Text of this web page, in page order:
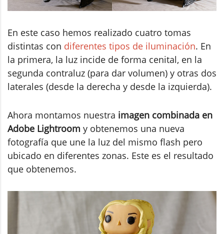
En este caso hemos realizado cuatro tomas
distintas con diferentes tipos de iluminación. En
la primera, la luz incide de forma cenital, en la
segunda contraluz (para dar volumen) y otras dos
laterales (desde la derecha y desde la izquierda).
Ahora montamos nuestra imagen combinada en
Adobe Lightroom y obtenemos una nueva
fotografía que une la luz del mismo flash pero
ubicado en diferentes zonas. Este es el resultado
que obtenemos.